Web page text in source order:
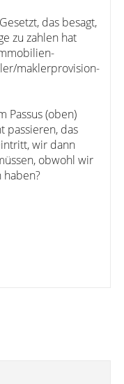
das besagt,
zu zahlen hat
maklerprovision-
Passus (oben)
passieren, das
wir dann
obwohl wir
haben?